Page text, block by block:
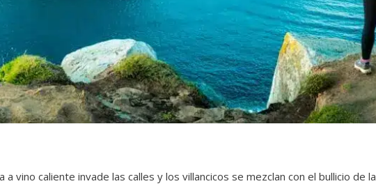
vino caliente invade las calles y los villancicos se mezclan con el bullicio de la